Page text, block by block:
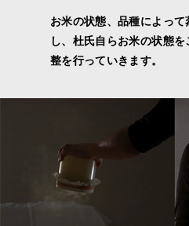
お米の状態、品種によっ
し、杜氏自らお米の状態
整を行っていきます。